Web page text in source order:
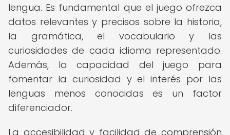
lengua. Es fundamental que el juego ofrezca
datos relevantes y precisos sobre la historia,
la gramática, el vocabulario y las
curiosidades de cada idioma representado.
Además, la capacidad del juego para
fomentar la curiosidad y el interés por las
lenguas menos conocidas es un factor
diferenciador.
La accesibilidad y facilidad de comprensión